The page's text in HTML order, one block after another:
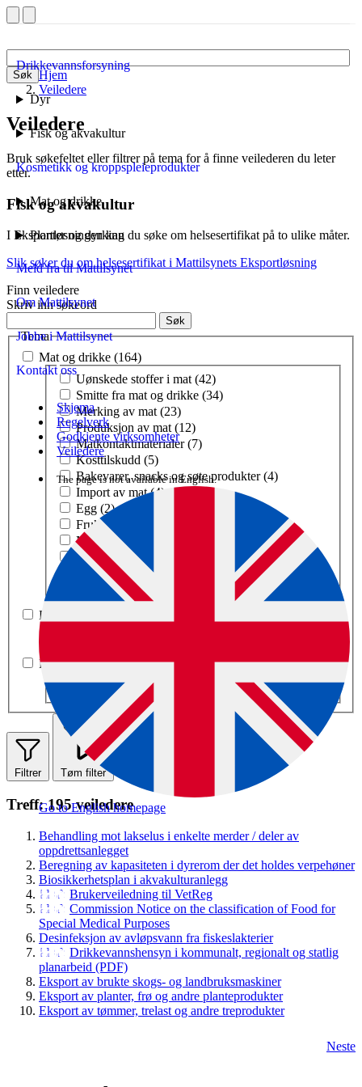
Søk
Drikkevannsforsyning
Dyr
Fisk og akvakultur
Kosmetikk og kroppspleieprodukter
Mat og drikke
Planter og dyrking
Meld fra til Mattilsynet
Om Mattilsynet
Jobbe i Mattilsynet
Kontakt oss
Skjema
Regelverk
Godkjente virksomheter
Veiledere
The page is not available in English.
Go to English homepage
Hjem
Veiledere
Veiledere
Bruk søkefeltet eller filtrer på tema for å finne veilederen du leter
etter.
Fisk og akvakultur
I Eksportløsningen kan du søke om helsesertifikat på to ulike måter.
Slik søker du om helsesertifikat i Mattilsynets Eksportløsning
Finn veiledere
Skriv inn søkeord
Søk
Tema
Mat og drikke (164)
Tema i mat og drikke
Uønskede stoffer i mat (42)
Smitte fra mat og drikke (34)
Merking av mat (23)
Produksjon av mat (12)
Matkontaktmaterialer (7)
Kosttilskudd (5)
Bakevarer, snacks og søte produkter (4)
Import av mat (4)
Egg (2)
Frukt, bær og grønnsaker (2)
Melk og melkeprodukter (2)
Fisk og skalldyr (1)
Fjørfe og kjøtt (1)
Næringsmidler til særskilte grupper (1)
Dyr (1)
Planter og dyrking (1)
Tema i planter og dyrking
Plantevern (1)
Filtrer Tøm filter
Treff: 195 veiledere
Behandling mot lakselus i enkelte merder / deler av
oppdrettsanlegget
Beregning av kapasiteten i dyrerom der det holdes verpehøner
Biosikkerhetsplan i akvakulturanlegg
Brukerveiledning til VetReg
Commission Notice on the classification of Food for
Special Medical Purposes
Desinfeksjon av avløpsvann fra fiskeslakterier
Drikkevannshensyn i kommunalt, regionalt og statlig
planarbeid (PDF)
Eksport av brukte skogs- og landbruksmaskiner
Eksport av planter, frø og andre planteprodukter
Eksport av tømmer, trelast og andre treprodukter
Neste